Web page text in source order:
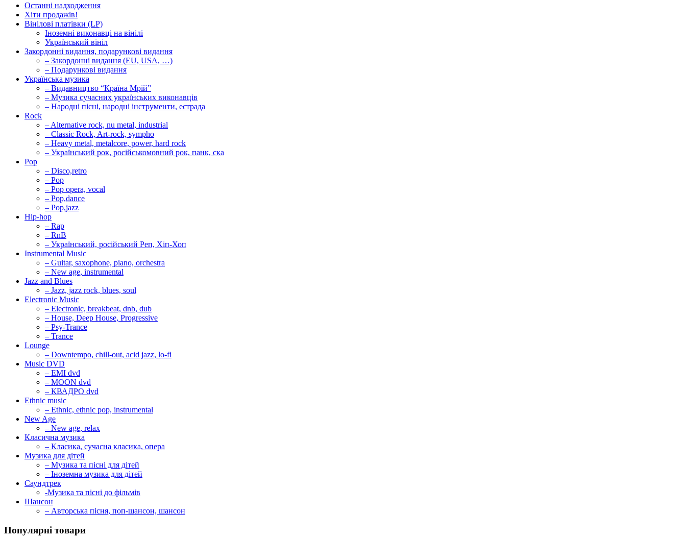
Останні надходження
Хіти продажів!
Вінілові платівки (LP)
Іноземні виконавці на вінілі
Український вініл
Закордонні видання, подарункові видання
– Закордонні видання (EU, USA, …)
– Подарункові видання
Українська музика
– Видавництво “Країна Мрій”
– Музика сучасних українських виконавців
– Народні пісні, народні інструменти, естрада
Rock
– Alternative rock, nu metal, industrial
– Classic Rock, Art-rock, sympho
– Heavy metal, metalcore, power, hard rock
– Український рок, російськомовний рок, панк, ска
Pop
– Disco,retro
– Pop
– Pop opera, vocal
– Pop,dance
– Pop,jazz
Hip-hop
– Rap
– RnB
– Український, російський Реп, Хіп-Хоп
Instrumental Music
– Guitar, saxophone, piano, orchestra
– New age, instrumental
Jazz and Blues
– Jazz, jazz rock, blues, soul
Electronic Music
– Electronic, breakbeat, dnb, dub
– House, Deep House, Progressive
– Psy-Trance
– Trance
Lounge
– Downtempo, chill-out, acid jazz, lo-fi
Music DVD
– EMI dvd
– MOON dvd
– КВАДРО dvd
Ethnic music
– Ethnic, ethnic pop, instrumental
New Age
– New age, relax
Класична музика
– Класика, сучасна класика, опера
Музика для дітей
– Музика та пісні для дітей
– Іноземна музика для дітей
Саундтрек
-Музика та пісні до фільмів
Шансон
– Авторська пісня, поп-шансон, шансон
Популярні товари